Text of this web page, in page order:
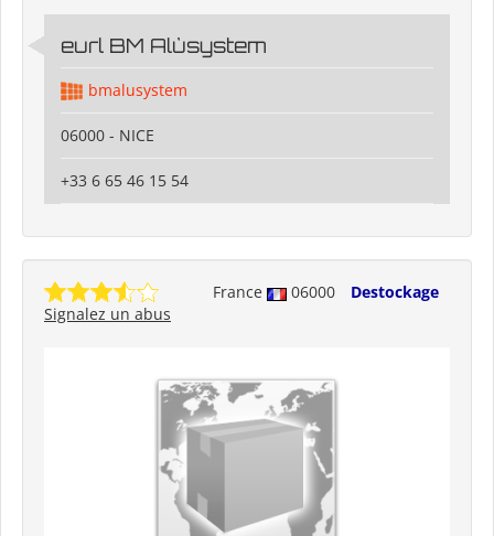
eurl BM Alùsystem
bmalusystem
06000 - NICE
+33 6 65 46 15 54
France 06000
Destockage
Signalez un abus